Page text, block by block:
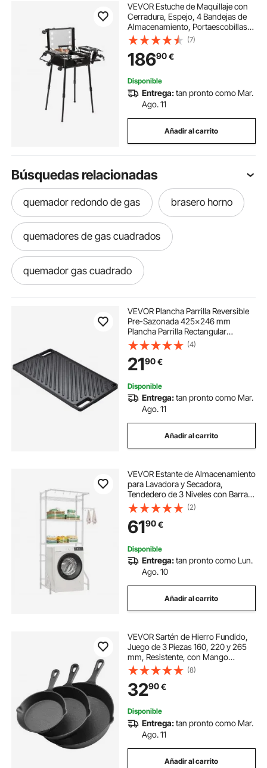
VEVOR Estuche de Maquillaje con
Cerradura, Espejo, 4 Bandejas de
Almacenamiento, Portaescobillas,
Caja de Almacenamiento de
Cosméticos con Ruedas Giratorias
de 360° en Soporte para Estudio de
Artista
(7)
18690€
Disponible
Entrega:tan pronto como Mar.
Ago. 11
Añadir al carrito
Búsquedas relacionadas
quemador redondo de gas brasero horno
quemadores de gas cuadrados
quemador gas cuadrado
protector de viento de cristal para quemador
quemadores de barbacoa de gas
quemador doble quemador gas camping
quemador brasero exterior
quemador de jardin
quemadores de gas para barbacoa
quemador de gas para barbacoa
VEVOR Plancha Parrilla Reversible
Pre-Sazonada 425x246 mm
Plancha Parrilla Rectangular
Plancha de Cocción Antiadherente
de Hierro Fundido Espesor 3,3 mm
para Cocina de Gas 2 Quemadores
Barbacoa
(4)
2190€
Disponible
Entrega:tan pronto como Mar.
Ago. 11
Añadir al carrito
VEVOR Estante de Almacenamiento
para Lavadora y Secadora,
Tendedero de 3 Niveles con Barra y
Ganchos, Estantes Ajustables de
una Sola fila para Lavadora, Ahorra
Espacio para Lavadero, Blanco
(2)
6190€
Disponible
Entrega:tan pronto como Lun.
Ago. 10
Añadir al carrito
VEVOR Sartén de Hierro Fundido,
Juego de 3 Piezas 160, 220 y 265
mm, Resistente, con Mango
Resistente al Calor, Precurada, para
Estufas de Gas, Placas Eléctricas y
Quemadores de Inducción, Negro
(8)
3290€
Disponible
Entrega:tan pronto como Mar.
Ago. 11
Añadir al carrito